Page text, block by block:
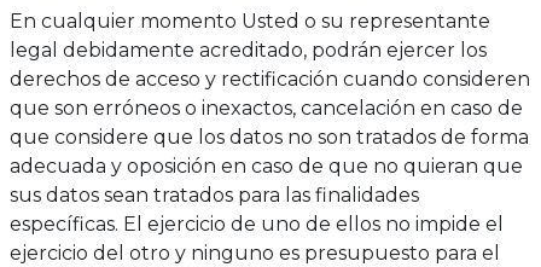
En cualquier momento Usted o su representante
legal debidamente acreditado, podrán ejercer los
derechos de acceso y rectificación cuando consideren
que son erróneos o inexactos, cancelación en caso de
que considere que los datos no son tratados de forma
adecuada y oposición en caso de que no quieran que
sus datos sean tratados para las finalidades
específicas. El ejercicio de uno de ellos no impide el
ejercicio del otro y ninguno es presupuesto para el